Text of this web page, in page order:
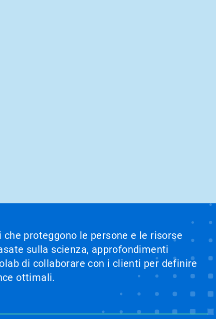
proteggono le persone e le risorse
sulla scienza, approfondimenti
di collaborare con i clienti per definire
ottimali.